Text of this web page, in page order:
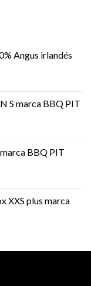
Angus irlandés
S marca BBQ PIT
BBQ PIT
XXS plus marca